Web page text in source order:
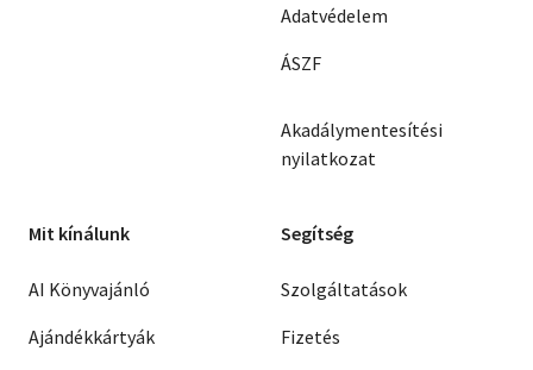
Adatvédelem
ÁSZF
Akadálymentesítési
nyilatkozat
Mit kínálunk
AI Könyvajánló
Ajándékkártyák
Segítség
Szolgáltatások
Fizetés